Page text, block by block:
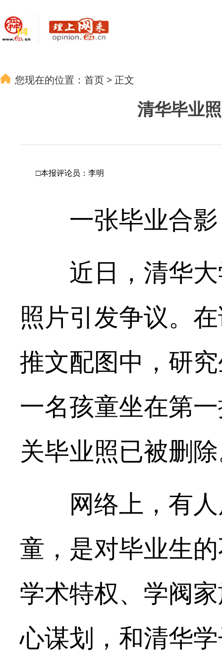
您现在的位置： 首页 > 正文
清华毕业
□本报评论员：李明
一张毕业合影
近日，清华大
照片引发争议。
推文配图中，研
一名孩童坐在第
关毕业照已被删
网络上，有人
童，是对毕业生
学术特权、学阀
心谋划，和清华